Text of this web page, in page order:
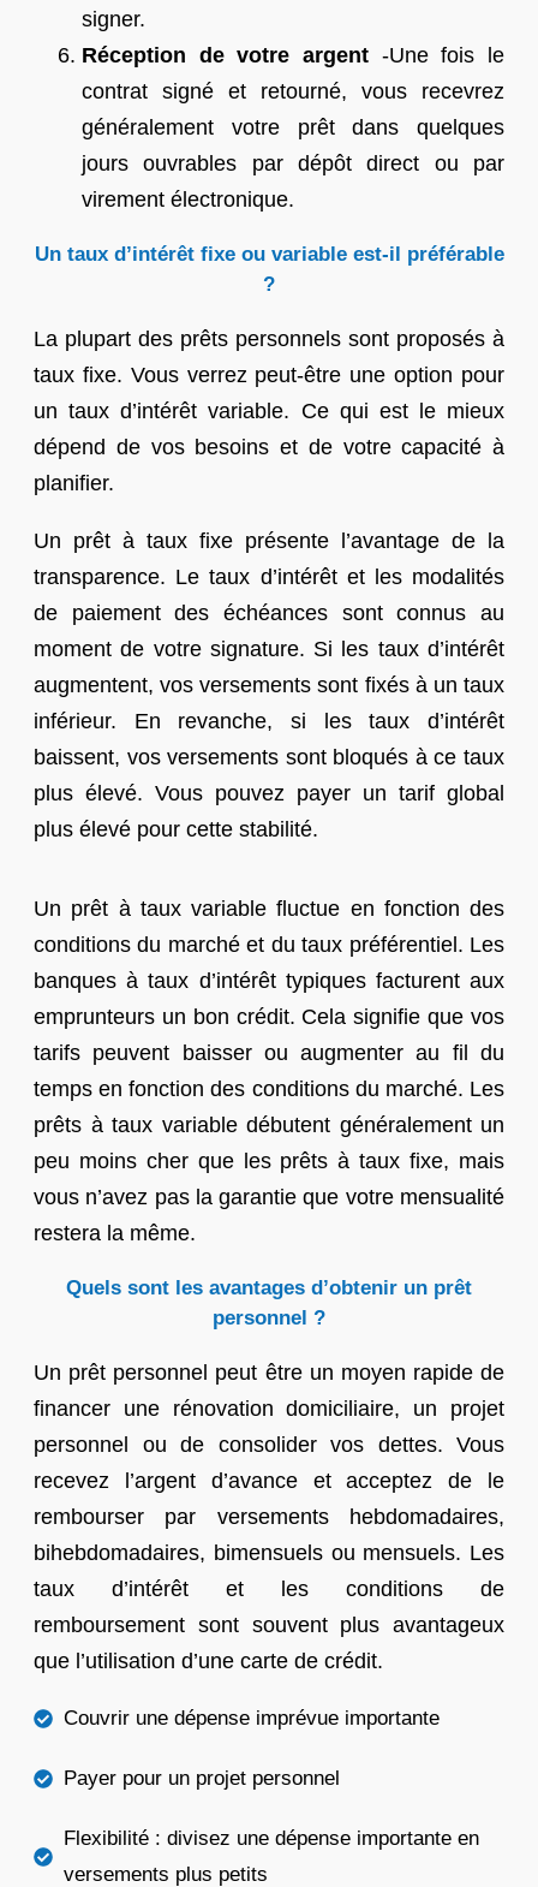
signer.
Réception de votre argent -Une fois le
contrat signé et retourné, vous recevrez
généralement votre prêt dans quelques
jours ouvrables par dépôt direct ou par
virement électronique.
Un taux d’intérêt fixe ou variable est-il préférable
?
La plupart des prêts personnels sont proposés à
taux fixe. Vous verrez peut-être une option pour
un taux d’intérêt variable. Ce qui est le mieux
dépend de vos besoins et de votre capacité à
planifier.
Un prêt à taux fixe présente l’avantage de la
transparence. Le taux d’intérêt et les modalités
de paiement des échéances sont connus au
moment de votre signature. Si les taux d’intérêt
augmentent, vos versements sont fixés à un taux
inférieur. En revanche, si les taux d’intérêt
baissent, vos versements sont bloqués à ce taux
plus élevé. Vous pouvez payer un tarif global
plus élevé pour cette stabilité.
Un prêt à taux variable fluctue en fonction des
conditions du marché et du taux préférentiel. Les
banques à taux d’intérêt typiques facturent aux
emprunteurs un bon crédit. Cela signifie que vos
tarifs peuvent baisser ou augmenter au fil du
temps en fonction des conditions du marché. Les
prêts à taux variable débutent généralement un
peu moins cher que les prêts à taux fixe, mais
vous n’avez pas la garantie que votre mensualité
restera la même.
Quels sont les avantages d’obtenir un prêt
personnel ?
Un prêt personnel peut être un moyen rapide de
financer une rénovation domiciliaire, un projet
personnel ou de consolider vos dettes. Vous
recevez l’argent d’avance et acceptez de le
rembourser par versements hebdomadaires,
bihebdomadaires, bimensuels ou mensuels. Les
taux d’intérêt et les conditions de
remboursement sont souvent plus avantageux
que l’utilisation d’une carte de crédit.
Couvrir une dépense imprévue importante
Payer pour un projet personnel
Flexibilité : divisez une dépense importante en
versements plus petits